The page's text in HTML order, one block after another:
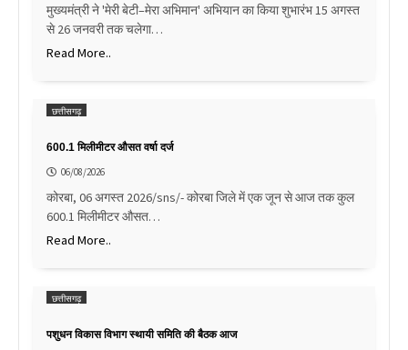
मुख्यमंत्री ने 'मेरी बेटी–मेरा अभिमान' अभियान का किया शुभारंभ 15 अगस्त
से 26 जनवरी तक चलेगा…
Read More..
छत्तीसगढ़
600.1 मिलीमीटर औसत वर्षा दर्ज
06/08/2026
कोरबा, 06 अगस्त 2026/sns/- कोरबा जिले में एक जून से आज तक कुल
600.1 मिलीमीटर औसत…
Read More..
छत्तीसगढ़
पशुधन विकास विभाग स्थायी समिति की बैठक आज